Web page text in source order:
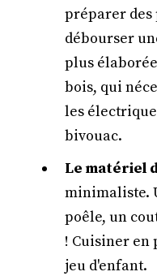
préparer des
débourser
plus
bois, qui
les
bivouac.
Le matériel
minimaliste.
poêle, un
! Cuisiner
jeu d'enfant.